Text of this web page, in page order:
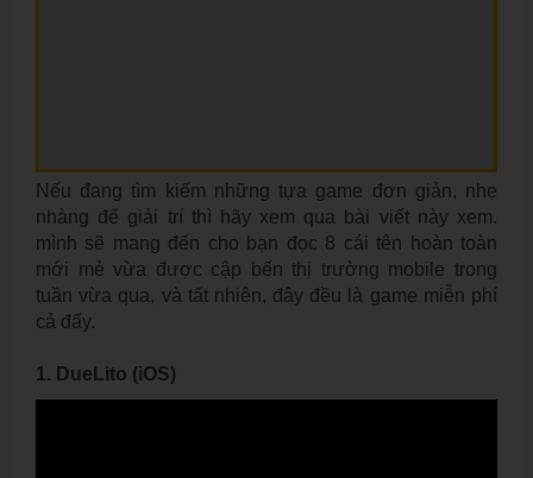
Nếu đang tìm kiếm những tựa game đơn giản, nhẹ
nhàng để giải trí thì hãy xem qua bài viết này xem.
mình sẽ mang đến cho bạn đọc 8 cái tên hoàn toàn
mới mẻ vừa được cập bến thị trường mobile trong
tuần vừa qua, và tất nhiên, đây đều là game miễn phí
cả đấy.
1. DueLito (iOS)